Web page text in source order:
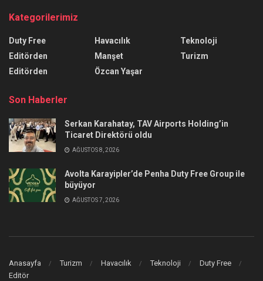
Kategorilerimiz
Duty Free
Editörden
Editörden
Havacılık
Manşet
Özcan Yaşar
Teknoloji
Turizm
Son Haberler
Serkan Karahatay, TAV Airports Holding’in
Ticaret Direktörü oldu
AĞUSTOS 8, 2026
Avolta Karayipler’de Penha Duty Free Group ile
büyüyor
AĞUSTOS 7, 2026
Anasayfa Turizm Havacılık Teknoloji
Duty Free
Editör